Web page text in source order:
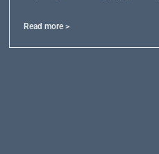
Read more >